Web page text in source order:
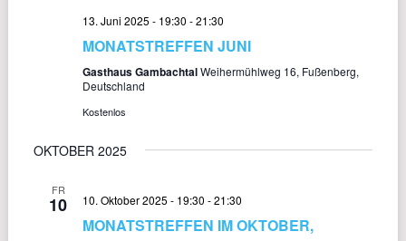
13. Juni 2025 - 19:30 -21:30
MONATSTREFFEN JUNI
Gasthaus GambachtalWeihermühlweg 16, Fußenberg,
Deutschland
Kostenlos
OKTOBER 2025
FR
10 10. Oktober 2025 - 19:30 -21:30
MONATSTREFFEN IM OKTOBER,